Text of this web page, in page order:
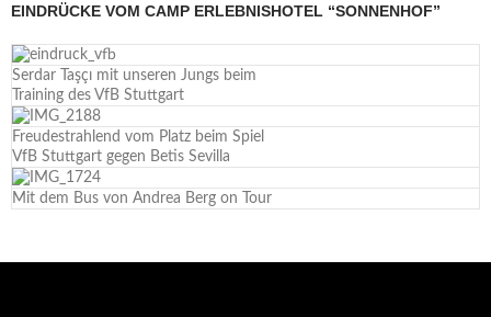
EINDRÜCKE VOM CAMP ERLEBNISHOTEL “SONNENHOF”
Serdar Taşçı mit unseren Jungs beim
Training des VfB Stuttgart
Freudestrahlend vom Platz beim Spiel
VfB Stuttgart gegen Betis Sevilla
Mit dem Bus von Andrea Berg on Tour